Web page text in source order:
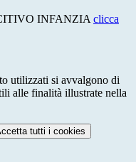
INFANZIA clicca
utilizzati si avvalgono di
alle finalità illustrate nella
tutti i cookies